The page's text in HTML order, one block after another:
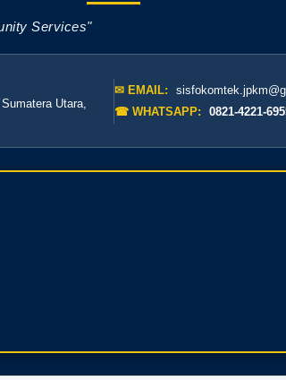
Services"
Utara,
✉ EMAIL:
☎ WHATSAPP:
0821-4221-